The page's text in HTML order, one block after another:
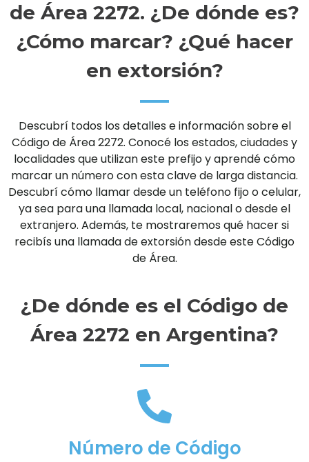
de Área 2272. ¿De dónde es?
¿Cómo marcar? ¿Qué hacer
en extorsión?
Descubrí todos los detalles e información sobre el
Código de Área 2272. Conocé los estados, ciudades y
localidades que utilizan este prefijo y aprendé cómo
marcar un número con esta clave de larga distancia.
Descubrí cómo llamar desde un teléfono fijo o celular,
ya sea para una llamada local, nacional o desde el
extranjero. Además, te mostraremos qué hacer si
recibís una llamada de extorsión desde este Código
de Área.
¿De dónde es el Código de
Área 2272 en Argentina?
Número de Código